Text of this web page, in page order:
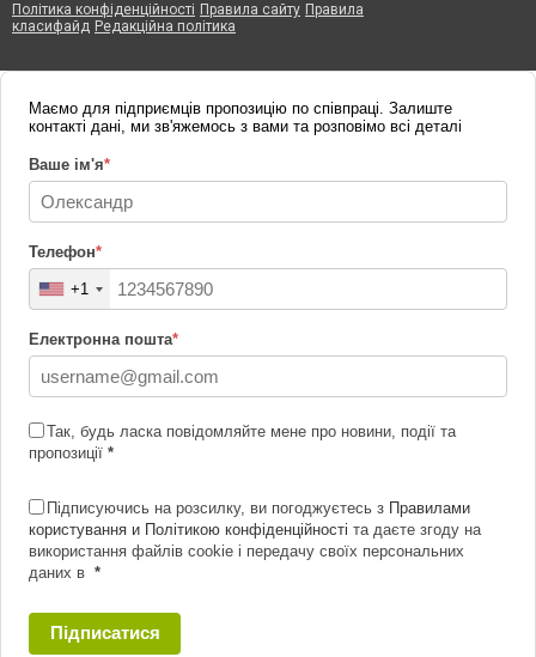
Політика конфіденційності Правила сайту Правила
класифайд Редакційна політика
Маємо для підприємців пропозицію по співпраці. Залиште
контакті дані, ми зв'яжемось з вами та розповімо всі деталі
Ваше ім'я*
Телефон*
+1
Електронна пошта*
Так, будь ласка повідомляйте мене про новини, події та
пропозиції *
Підписуючись на розсилку, ви погоджуєтесь з Правилами
користування и Політикою конфіденційності та даєте згоду на
використання файлів cookie і передачу своїх персональних
даних в *
Підписатися